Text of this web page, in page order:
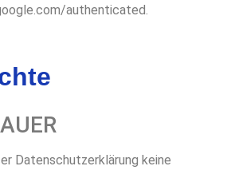
authenticated.
Datenschutzerklärung keine